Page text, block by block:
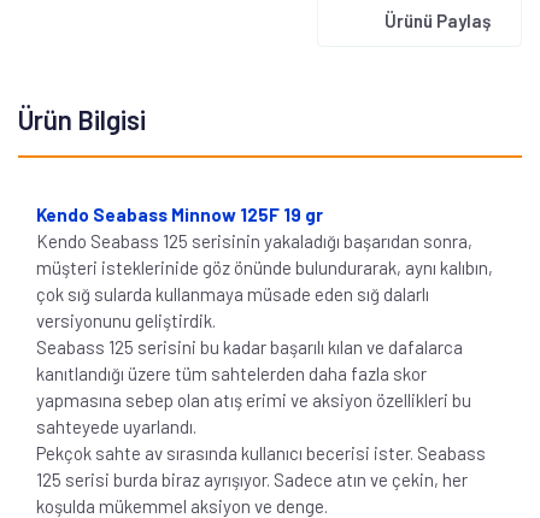
Ürünü Paylaş
Ürün Bilgisi
Kendo Seabass Minnow 125F 19 gr
Kendo Seabass 125 serisinin yakaladığı başarıdan sonra,
müşteri isteklerinide göz önünde bulundurarak, aynı kalıbın,
çok sığ sularda kullanmaya müsade eden sığ dalarlı
versiyonunu geliştirdik.
Seabass 125 serisini bu kadar başarılı kılan ve dafalarca
kanıtlandığı üzere tüm sahtelerden daha fazla skor
yapmasına sebep olan atış erimi ve aksiyon özellikleri bu
sahteyede uyarlandı.
Pekçok sahte av sırasında kullanıcı becerisi ister. Seabass
125 serisi burda biraz ayrışıyor. Sadece atın ve çekin, her
koşulda mükemmel aksiyon ve denge.